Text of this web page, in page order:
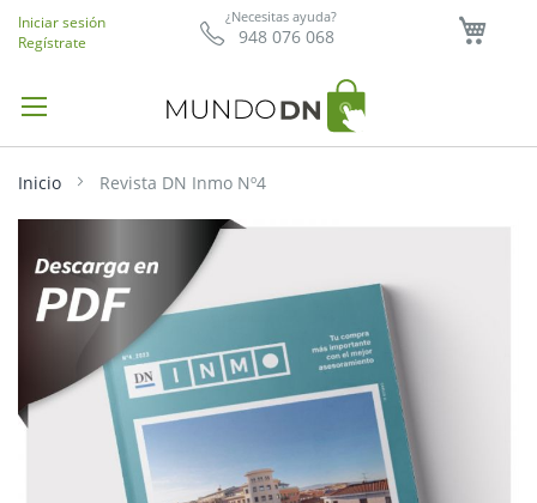
¿Necesitas ayuda?
948 076 068
Iniciar sesión
Regístrate
Inicio Revista DN Inmo Nº4
final
imágenes